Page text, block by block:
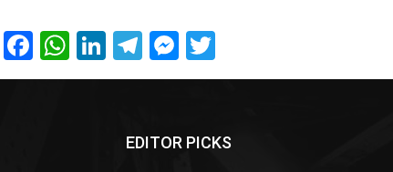
Facebook
WhatsApp
LinkedIn
Telegram
Messenger
EDITOR PICKS